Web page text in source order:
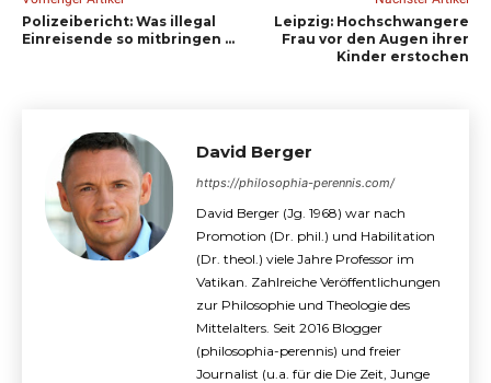
Polizeibericht: Was illegal
Einreisende so mitbringen …
Leipzig: Hochschwangere
Frau vor den Augen ihrer
Kinder erstochen
David Berger
https://philosophia-perennis.com/
David Berger (Jg. 1968) war nach
Promotion (Dr. phil.) und Habilitation
(Dr. theol.) viele Jahre Professor im
Vatikan. Zahlreiche Veröffentlichungen
zur Philosophie und Theologie des
Mittelalters. Seit 2016 Blogger
(philosophia-perennis) und freier
Journalist (u.a. für die Die Zeit, Junge